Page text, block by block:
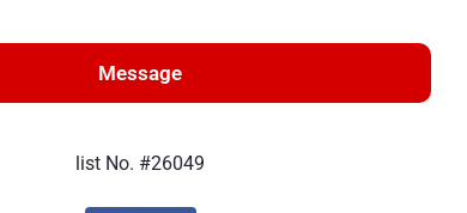
Message
list No. #26049